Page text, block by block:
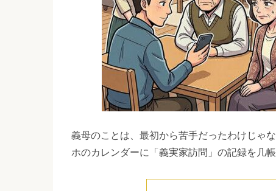
義母のことは、最初から苦手だったわけじ
ホのカレンダーに「義実家訪問」の記録を几